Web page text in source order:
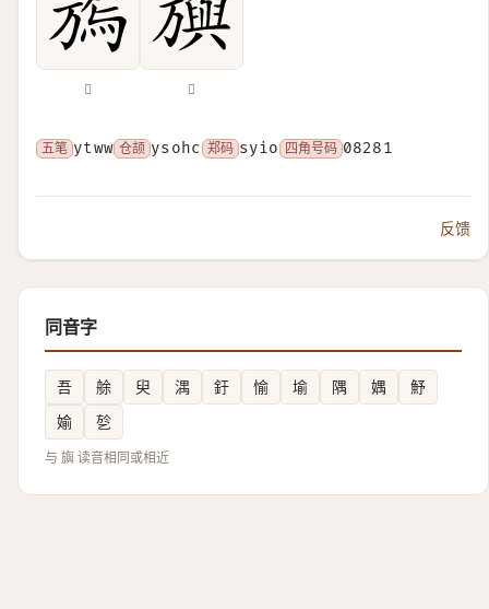
𣄊 𣄣
五笔 ytww 仓颉 ysohc 郑码 syio 四角号码 08281
反馈
同音字
吾 艅 臾 湡 釪 愉 堬 隅 媀
魣
媮
乻
与 旟 读音相同或相近